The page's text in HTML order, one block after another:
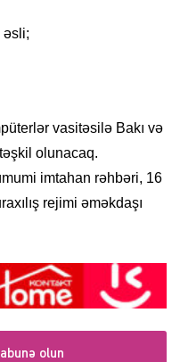
əsli;
vasitəsilə Bakı və
olunacaq.
imtahan rəhbəri, 16
rejimi əməkdaşı
olun